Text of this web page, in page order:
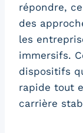
répondre,
des
les
immersifs.
dispositifs
rapide tout
carrière